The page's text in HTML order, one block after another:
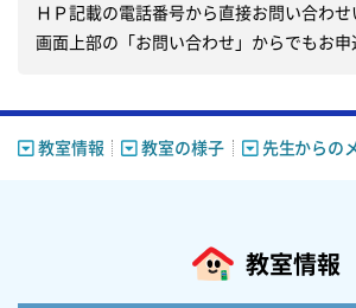
ＨＰ記載の電話番号から直接お問い合わせ
画面上部の「お問い合わせ」からでもお申
教室情報 教室の様子 先生からの
教室情報